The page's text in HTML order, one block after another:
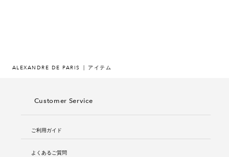
ALEXANDRE DE PARIS アイテム
Customer Service
ご利用ガイド
よくあるご質問